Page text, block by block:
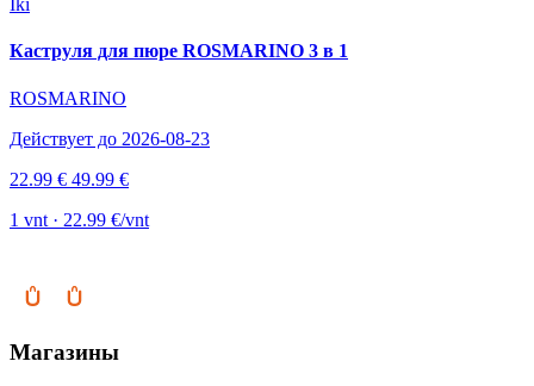
Iki
Каструля для пюре ROSMARINO 3 в 1
ROSMARINO
Действует до 2026-08-23
22.99 € 49.99 €
1 vnt · 22.99 €/vnt
Магазины